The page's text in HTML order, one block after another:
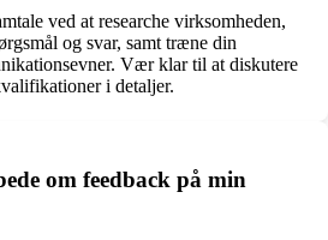
ved at researche virksomheden,
og svar, samt træne din
Vær klar til at diskutere
i detaljer.
om feedback på min